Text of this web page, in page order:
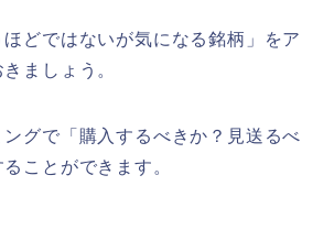
どではないが気になる銘柄」をア
ましょう。
グで「購入するべきか？見送るべ
ことができます。